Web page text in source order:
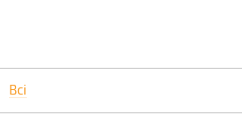
Всі